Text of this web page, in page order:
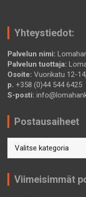
Yhteystiedot:
Palvelun nimi:
Palvelun tuottaja:
Osoite: Vuorikatu 12-
p. +358 (0)44 544 6425
S-posti:
Postausaiheet
Viimeisimmät